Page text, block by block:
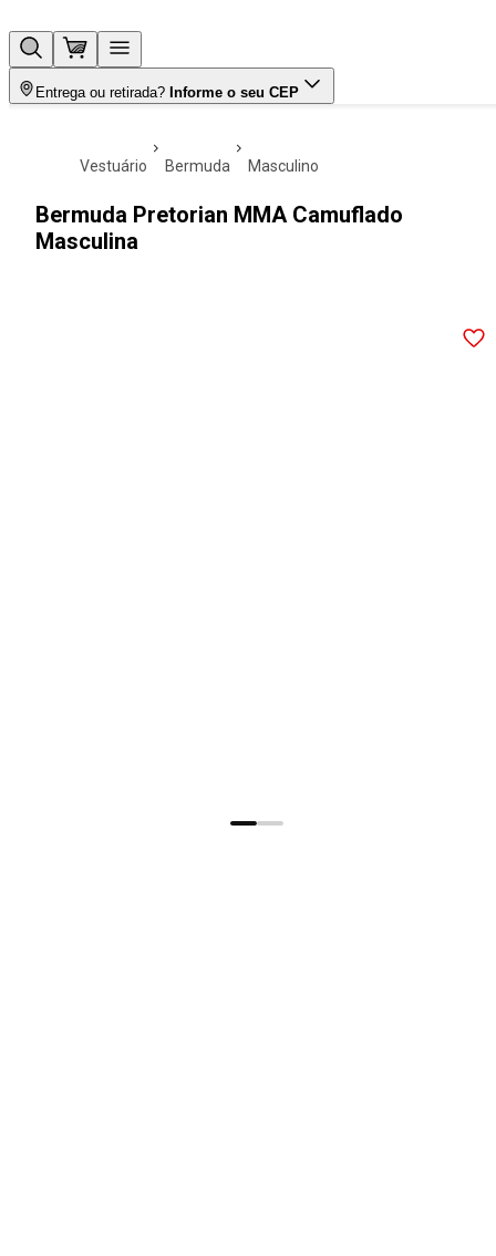
Entrega ou retirada? Informe o seu CEP
vestuário bermuda masculino
Bermuda Pretorian MMA Camuflado
Masculina